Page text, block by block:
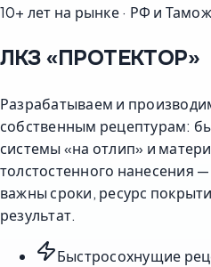
10+ лет на рынке · РФ и
ЛКЗ «ПРОТЕКТОР»
Разрабатываем и
собственным рецептурам:
системы «на отлип» и
толстостенного нанесения
важны сроки, ресурс
результат.
Быстросохнущие